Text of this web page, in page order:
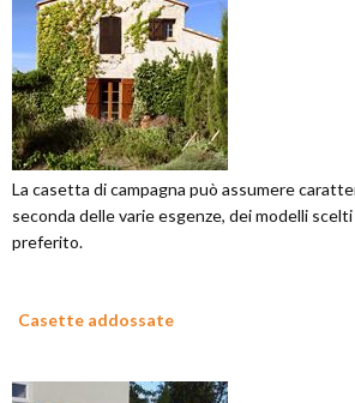
La casetta di campagna può assumere
seconda delle varie esgenze, dei modelli
preferito.
Casette addossate